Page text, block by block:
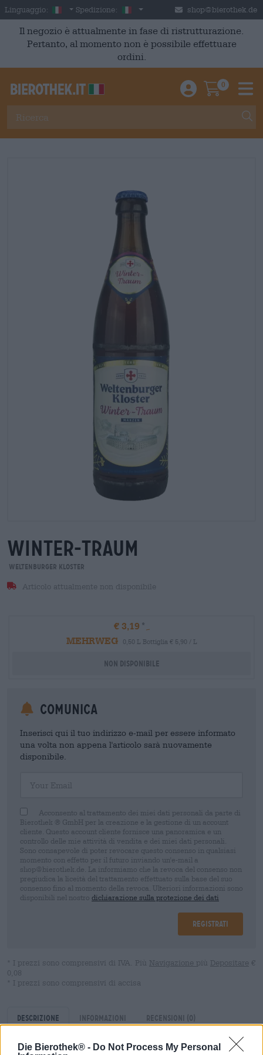
Die Bierothek® - Do Not Process My Personal
Skip to main content
Linguaggio: Italian
Spedizione: Italia shop@bierothek.de
Il negozio è attualmente in fase di ristrutturazione.
Pertanto, al momento non è possibile effettuare
ordini.
Einloggen /
0
winter-traum
Weltenburger Kloster
Articolo attualmente non disponibile
€ 3,19
MEHRWEG
0,50 L Bottiglia € 5,90 / L
Non disponibile
Comunica
Inserisci qui il tuo indirizzo e-mail per essere informato
una volta non appena l'articolo sarà nuovamente
disponibile.
Acconsento al trattamento dei miei dati personali da parte di
Bierothek ® GmbH per la creazione e la gestione di un account
cliente. Questo account cliente fornisce una panoramica e un
controllo delle mie attività di vendita e dei miei dati personali.
Sono consapevole di poter revocare questo consenso in qualsiasi
momento con effetto per il futuro inviando un'e-mail a
shop@bierothek.de. La informiamo che la revoca del consenso non
pregiudica la liceità del trattamento effettuato sulla base del suo
consenso fino al momento della revoca. Ulteriori informazioni sono
disponibili nel nostro dichiarazione sulla protezione dei dati
Registrati
* I prezzi sono comprensivi di IVA. Più Navigazione più Depositare €
0,08
* I prezzi sono comprensivi di accisa
Descrizione Informazioni Recensioni (0)